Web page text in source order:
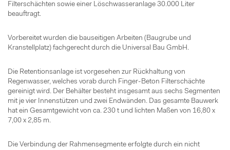
Filterschächten sowie einer Löschwasseranlage 30.000 Liter
beauftragt.
Vorbereitet wurden die bauseitigen Arbeiten (Baugrube und
Kranstellplatz) fachgerecht durch die Universal Bau GmbH.
Die Retentionsanlage ist vorgesehen zur Rückhaltung von
Regenwasser, welches vorab durch Finger-Beton Filterschächte
gereinigt wird. Der Behälter besteht insgesamt aus sechs Segmenten
mit je vier Innenstützen und zwei Endwänden. Das gesamte Bauwerk
hat ein Gesamtgewicht von ca. 230 t und lichten Maßen von 16,80 x
7,00 x 2,85 m.
Die Verbindung der Rahmensegmente erfolgte durch ein nicht